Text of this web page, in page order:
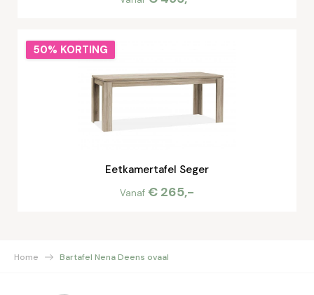
Eetkamertafel Seger
Vanaf € 265,-
50% KORTING
Home Bartafel Nena Deens ovaal